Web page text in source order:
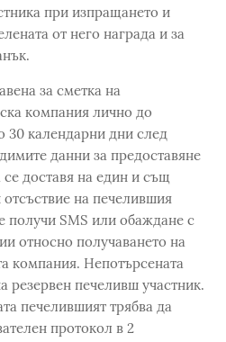
при изпращането и
от него награда и за
за сметка на
компания лично до
30 календарни дни след
данни за предоставяне
се доставя на един и същ
на печелившия
получи SMS или обаждане с
относно получаването на
компания. Непотърсената
резервен печеливш участник.
печелившият трябва да
протокол в 2